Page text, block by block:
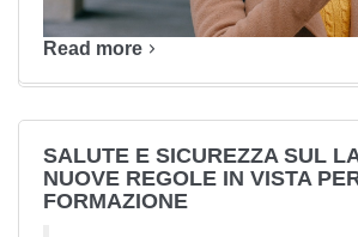
Read more
SALUTE E SICUREZZA SUL
NUOVE REGOLE IN VISTA
FORMAZIONE